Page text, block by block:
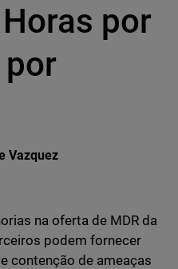
por
por
Vazquez
on Reddit
na oferta de MDR da
podem fornecer
contenção de ameaças